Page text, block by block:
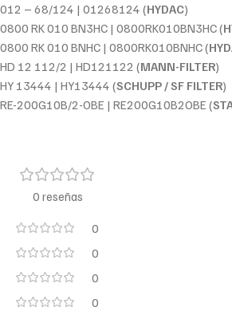
012 – 68/124 | 01268124 (HYDAC)
0800 RK 010 BN3HC | 0800RK010BN3HC (
0800 RK 010 BNHC | 0800RK010BNHC (
HD 12 112/2 | HD121122 (MANN-FILTER)
HY 13444 | HY13444 (SCHUPP / SF FILTER)
RE-200G10B/2-OBE | RE200G10B2OBE (
0 reseñas
0
0
0
0